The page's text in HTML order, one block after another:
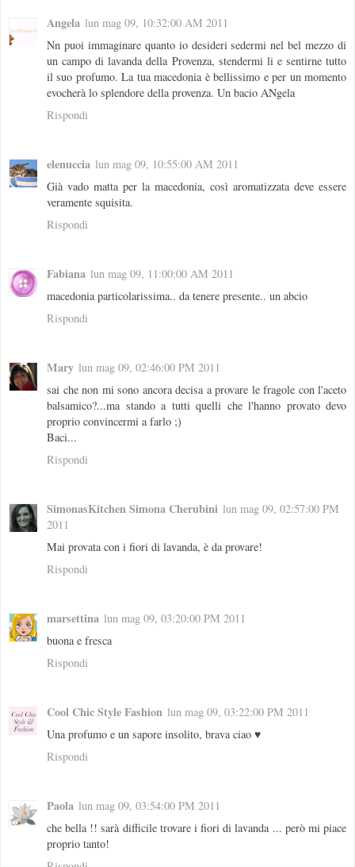
Angela lun mag 09, 10:32:00 AM 2011
Nn puoi immaginare quanto io desideri sedermi nel bel mezzo di
un campo di lavanda della Provenza, stendermi li e sentirne tutto
il suo profumo. La tua macedonia è bellissimo e per un momento
evocherà lo splendore della provenza. Un bacio ANgela
Rispondi
elenuccia lun mag 09, 10:55:00 AM 2011
Già vado matta per la macedonia, così aromatizzata deve essere
veramente squisita.
Rispondi
Fabiana lun mag 09, 11:00:00 AM 2011
macedonia particolarissima.. da tenere presente.. un abcio
Rispondi
Mary lun mag 09, 02:46:00 PM 2011
sai che non mi sono ancora decisa a provare le fragole con l'aceto
balsamico?...ma stando a tutti quelli che l'hanno provato devo
proprio convincermi a farlo ;)
Baci...
Rispondi
SimonasKitchen Simona Cherubini lun mag 09, 02:57:00 PM
2011
Mai provata con i fiori di lavanda, è da provare!
Rispondi
marsettina lun mag 09, 03:20:00 PM 2011
buona e fresca
Rispondi
Cool Chic Style Fashion lun mag 09, 03:22:00 PM 2011
Una profumo e un sapore insolito, brava ciao ♥
Rispondi
Paola lun mag 09, 03:54:00 PM 2011
che bella !! sarà difficile trovare i fiori di lavanda ... però mi piace
proprio tanto!